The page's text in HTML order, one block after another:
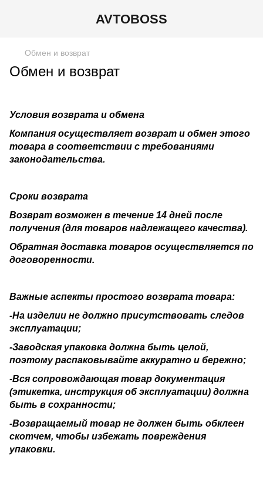
AVTOBOSS
Обмен и возврат
Обмен и возврат
Условия возврата и обмена
Компания осуществляет возврат и обмен этого
товара в соответствии с требованиями
законодательства.
Сроки возврата
Возврат возможен в течение 14 дней после
получения (для товаров надлежащего качества).
Обратная доставка товаров осуществляется по
договоренности.
Важные аспекты простого возврата товара:
-На изделии не должно присутствовать следов
эксплуатации;
-Заводская упаковка должна быть целой,
поэтому распаковывайте аккуратно и бережно;
-Вся сопровождающая товар документация
(этикетка, инструкция об эксплуатации) должна
быть в сохранности;
-Возвращаемый товар не должен быть обклеен
скотчем, чтобы избежать повреждения
упаковки.